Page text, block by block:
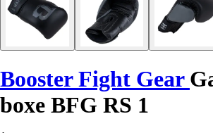
Booster Fight Gear
boxe BFG RS 1